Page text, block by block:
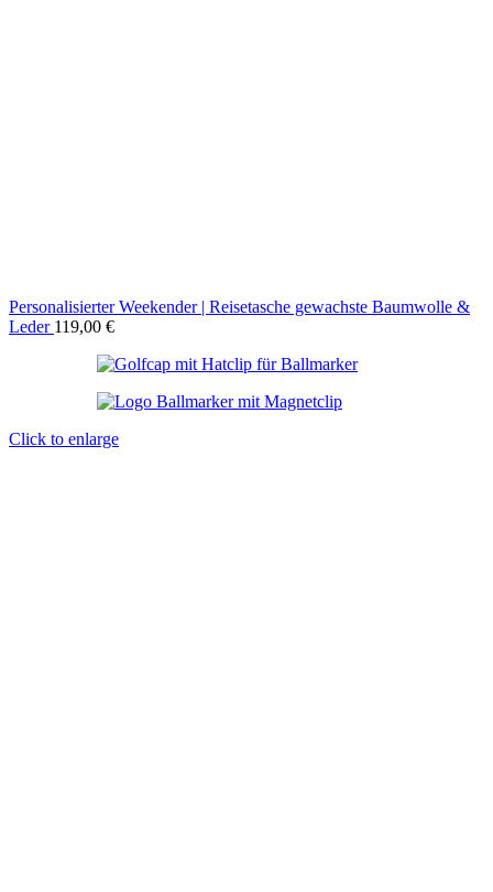
Personalisierter Weekender | Reisetasche gewachste Baumwolle &
Leder 119,00 €
Click to enlarge